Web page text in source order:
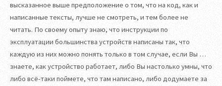
высказанное выше предположение о том, что на код, как и
написанные тексты, лучше не смотреть, и тем более не
читать. По своему опыту знаю, что инструкции по
эксплуатации большинства устройств написаны так, что
каждую из них можно понять только в том случае, если Вы …
знаете, как устройство работает, либо Вы настолько умны, что
либо всё-таки поймете, что там написано, либо додумаете за